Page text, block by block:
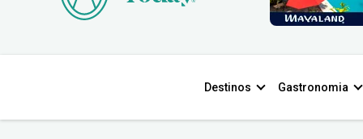
Destinos Gastronomia